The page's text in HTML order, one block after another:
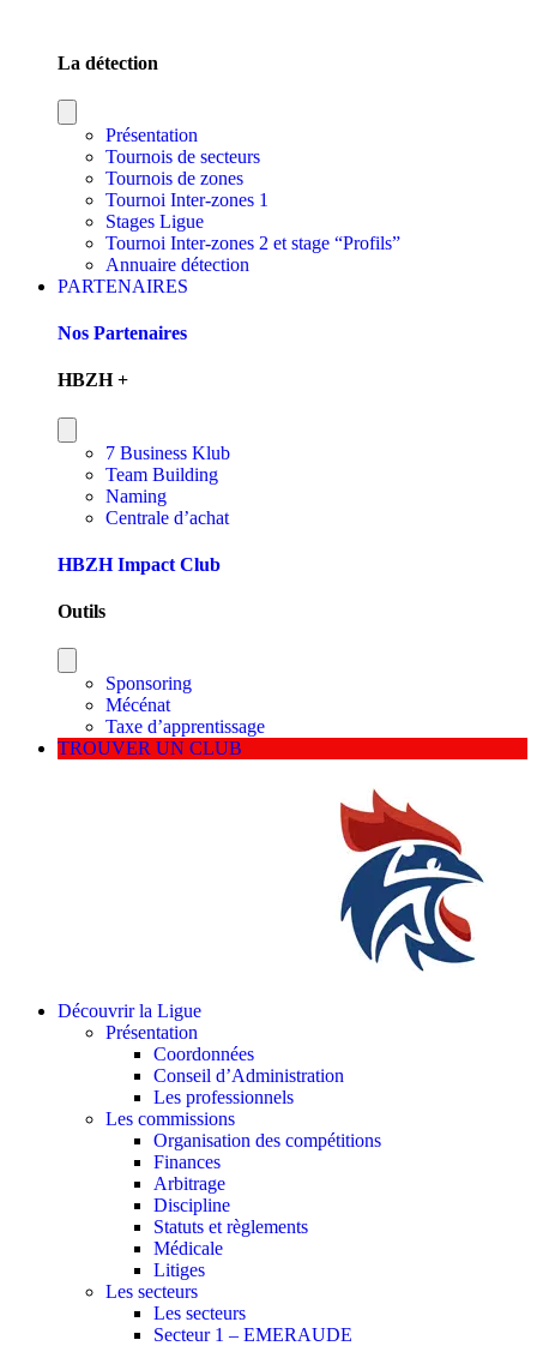
La détection
Présentation
Tournois de secteurs
Tournois de zones
Tournoi Inter-zones 1
Stages Ligue
Tournoi Inter-zones 2 et stage “Profils”
Annuaire détection
PARTENAIRES
Nos Partenaires
HBZH +
7 Business Klub
Team Building
Naming
Centrale d’achat
HBZH Impact Club
Outils
Sponsoring
Mécénat
Taxe d’apprentissage
TROUVER UN CLUB
Découvrir la Ligue
Présentation
Coordonnées
Conseil d’Administration
Les professionnels
Les commissions
Organisation des compétitions
Finances
Arbitrage
Discipline
Statuts et règlements
Médicale
Litiges
Les secteurs
Les secteurs
Secteur 1 – EMERAUDE